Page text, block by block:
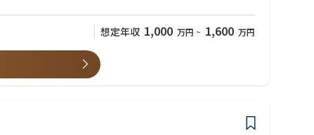
想定年収 1,000 万円 ~ 1,600 万円